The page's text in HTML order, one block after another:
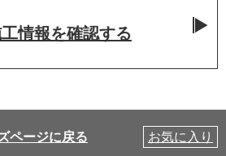
情報を確認する
ページに戻る お気に入り